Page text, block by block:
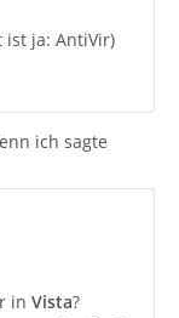
ist ja: AntiVir)
ich sagte
in Vista?